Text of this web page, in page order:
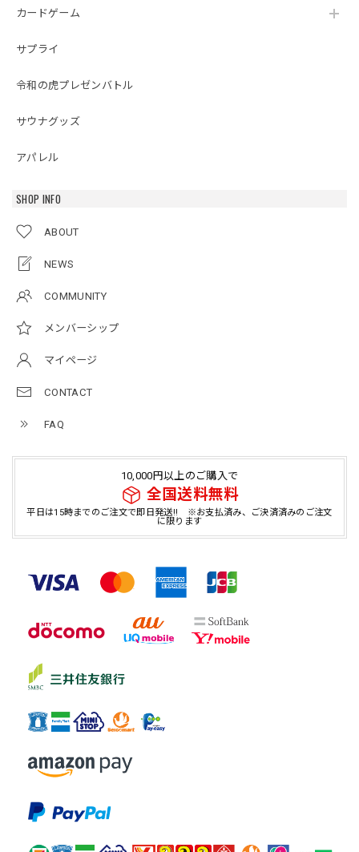
カードゲーム
サプライ
令和の虎プレゼンバトル
サウナグッズ
アパレル
SHOP INFO
ABOUT
NEWS
COMMUNITY
メンバーシップ
マイページ
CONTACT
FAQ
10,000円以上のご購入で
全国送料無料
平日は15時までのご注文で即日発送!! ※お支払済み、ご決済済みのご注文
に限ります